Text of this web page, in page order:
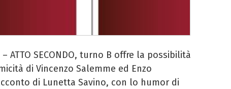
– ATTO SECONDO, turno B offre la possibilità
di Vincenzo Salemme ed Enzo
di Lunetta Savino, con lo humor di